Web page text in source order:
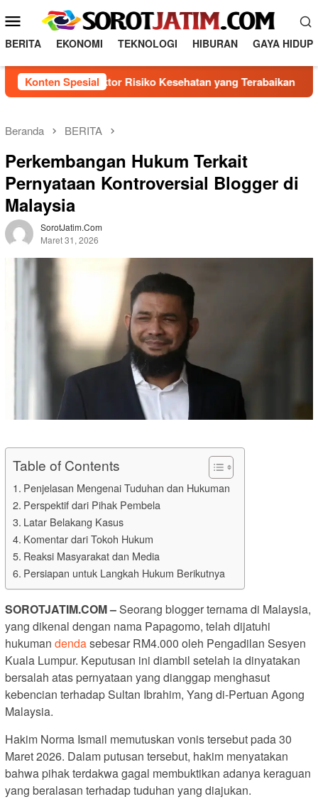
o
a
e
u
M
b
l
e
BERITA EKONOMI TEKNOLOGI HIBURAN GAYA HIDUP
Konten Spesial
5 Faktor Risiko Kesehatan yang Terabaikan
Beranda BERITA
Perkembangan Hukum Terkait
Pernyataan Kontroversial Blogger di
Malaysia
SorotJatim.com
Maret 31, 2026
Table of Contents
Penjelasan Mengenai Tuduhan dan Hukuman
Perspektif dari Pihak Pembela
Latar Belakang Kasus
Komentar dari Tokoh Hukum
Reaksi Masyarakat dan Media
Persiapan untuk Langkah Hukum Berikutnya
SOROTJATIM.COM –Seorang blogger ternama di Malaysia,
yang dikenal dengan nama Papagomo, telah dijatuhi
hukuman dendasebesar RM4.000 oleh Pengadilan Sesyen
Kuala Lumpur. Keputusan ini diambil setelah ia dinyatakan
bersalah atas pernyataan yang dianggap menghasut
kebencian terhadap Sultan Ibrahim, Yang di-Pertuan Agong
Malaysia.
Hakim Norma Ismail memutuskan vonis tersebut pada 30
Maret 2026. Dalam putusan tersebut, hakim menyatakan
bahwa pihak terdakwa gagal membuktikan adanya keraguan
yang beralasan terhadap tuduhan yang diajukan.